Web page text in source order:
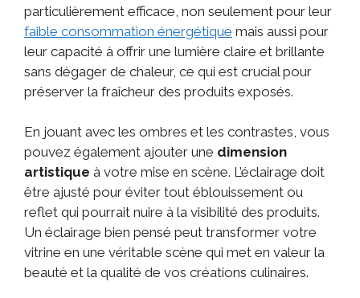
particulièrement efficace, non seulement pour leur
faible consommation énergétique mais aussi pour
leur capacité à offrir une lumière claire et brillante
sans dégager de chaleur, ce qui est crucial pour
préserver la fraîcheur des produits exposés.
En jouant avec les ombres et les contrastes, vous
pouvez également ajouter une dimension
artistique à votre mise en scène. L’éclairage doit
être ajusté pour éviter tout éblouissement ou
reflet qui pourrait nuire à la visibilité des produits.
Un éclairage bien pensé peut transformer votre
vitrine en une véritable scène qui met en valeur la
beauté et la qualité de vos créations culinaires.